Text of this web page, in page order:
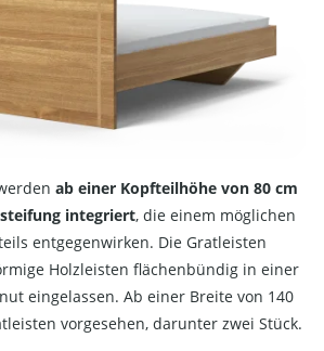
ab einer Kopfteilhöhe von 80 cm
integriert, die einem möglichen
entgegenwirken. Die Gratleisten
Holzleisten flächenbündig in einer
eingelassen. Ab einer Breite von 140
vorgesehen, darunter zwei Stück.